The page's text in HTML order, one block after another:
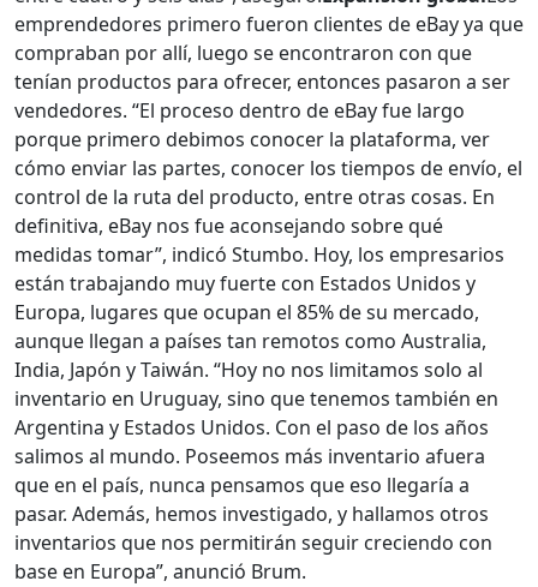
emprendedores primero fueron clientes de eBay ya que
compraban por allí, luego se encontraron con que
tenían productos para ofrecer, entonces pasaron a ser
vendedores. “El proceso dentro de eBay fue largo
porque primero debimos conocer la plataforma, ver
cómo enviar las partes, conocer los tiempos de envío, el
control de la ruta del producto, entre otras cosas. En
definitiva, eBay nos fue aconsejando sobre qué
medidas tomar”, indicó Stumbo. Hoy, los empresarios
están trabajando muy fuerte con Estados Unidos y
Europa, lugares que ocupan el 85% de su mercado,
aunque llegan a países tan remotos como Australia,
India, Japón y Taiwán. “Hoy no nos limitamos solo al
inventario en Uruguay, sino que tenemos también en
Argentina y Estados Unidos. Con el paso de los años
salimos al mundo. Poseemos más inventario afuera
que en el país, nunca pensamos que eso llegaría a
pasar. Además, hemos investigado, y hallamos otros
inventarios que nos permitirán seguir creciendo con
base en Europa”, anunció Brum.